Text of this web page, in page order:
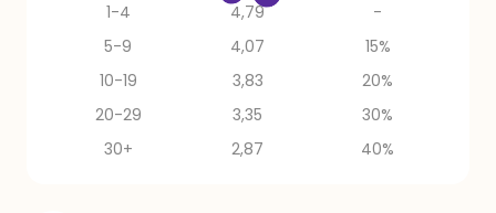
1-4
4,79
-
5-9
4,07
15%
10-19
3,83
20%
20-29
3,35
30%
30+
2,87 40%